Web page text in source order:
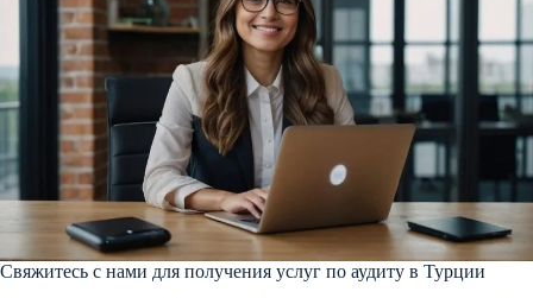
Свяжитесь с нами для получения услуг по аудиту в Турции